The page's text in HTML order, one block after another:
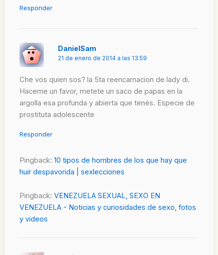
Responder
DanielSam
21 de enero de 2014 a las 13:59
Che vos quien sos? la 5ta reencarnacion de lady di.
Haceme un favor, metete un saco de papas en la
argolla esa profunda y abierta que tenés. Especie de
prostituta adolescente
Responder
Pingback: 10 tipos de hombres de los que hay que
huir despavorida | sexlecciones
Pingback: VENEZUELA SEXUAL, SEXO EN
VENEZUELA - Noticias y curiosidades de sexo, fotos
y videos